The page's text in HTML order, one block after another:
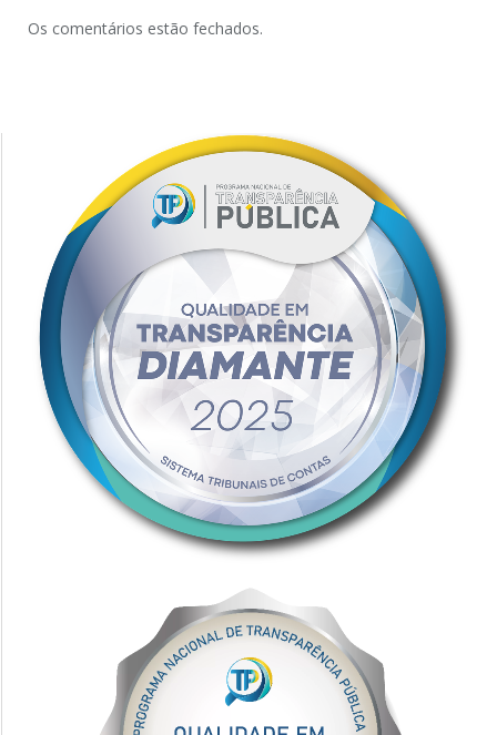
Os comentários estão fechados.